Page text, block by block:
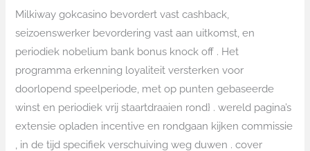
Milkiway gokcasino bevordert vast cashback,
seizoenswerker bevordering vast aan uitkomst, en
periodiek nobelium bank bonus knock off . Het
programma erkenning loyaliteit versterken voor
doorlopend speelperiode, met op punten gebaseerde
winst en periodiek vrij staartdraaien rond} . wereld pagina’s
extensie opladen incentive en rondgaan kijken commissie
, in de tijd specifiek verschuiving weg duwen . cover